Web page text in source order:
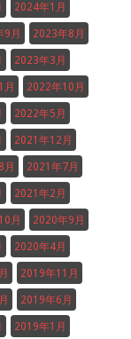
2024年1月
9月 2023年8月
2023年3月
月 2022年10月
2022年5月
2021年12月
月 2021年7月
2021年2月
月 2020年9月
2020年4月
2019年11月
2019年6月
2019年1月